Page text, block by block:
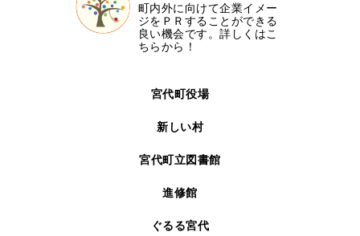
町内外に向けて企業イメー
ジをＰＲすることができる
良い機会です。詳しくはこ
ちらから！
宮代町役場
新しい村
宮代町立図書館
進修館
ぐるる宮代